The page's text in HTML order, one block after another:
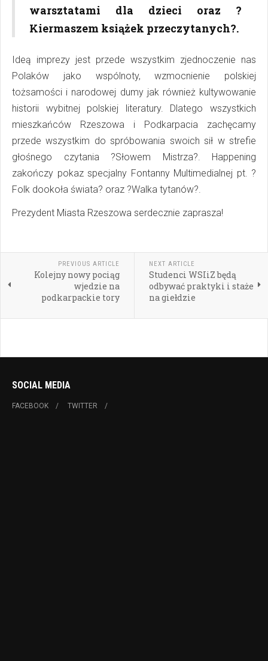
warsztatami dla dzieci oraz ?
Kiermaszem książek przeczytanych?.
Ideą imprezy jest przede wszystkim zjednoczenie nas
Polaków jako wspólnoty, wzmocnienie polskiej
tożsamości i narodowej dumy jak również kultywowanie
historii wybitnej polskiej literatury. Dlatego wszystkich
mieszkańców Rzeszowa i Podkarpacia zachęcamy
przede wszystkim do spróbowania swoich sił w strefie
głośnego czytania ?Słowem Mistrza?. Happening
zakończy pokaz specjalny Fontanny Multimedialnej pt. ?
Folk dookoła świata? oraz ?Walka tytanów?.
Prezydent Miasta Rzeszowa serdecznie zaprasza!
PREVIOUS ARTICLE
Kolejny nowy pociąg
wjedzie na
podkarpackie tory
NEXT ARTICLE
Studenci WSIiZ będą
odbywać praktyki i staże
na giełdzie
SOCIAL MEDIA
FACEBOOK TWITTER